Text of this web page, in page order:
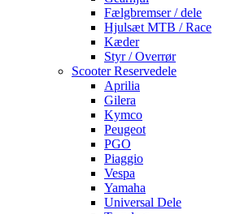
Fælgbremser / dele
Hjulsæt MTB / Race
Kæder
Styr / Overrør
Scooter Reservedele
Aprilia
Gilera
Kymco
Peugeot
PGO
Piaggio
Vespa
Yamaha
Universal Dele